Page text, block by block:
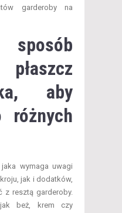
garderoby na
aby
różnych
wymaga uwagi
jak i dodatków,
z resztą garderoby.
beż, krem czy